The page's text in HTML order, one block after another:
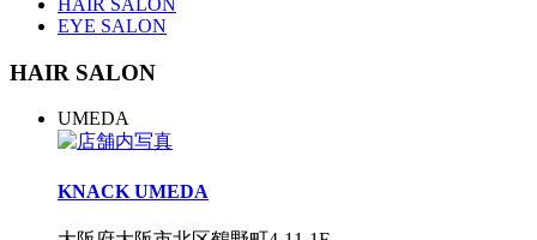
EYE SALON
HAIR SALON
UMEDA
KNACK UMEDA